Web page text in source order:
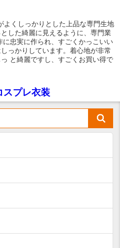
くしっかりとした上品な専門生地
した綺麗に見えるように、専門業
忠実に作られ、すごくかっこいい
っかりしています。着心地が非常
と綺麗ですし、すごくお買い得で
スプレ衣装